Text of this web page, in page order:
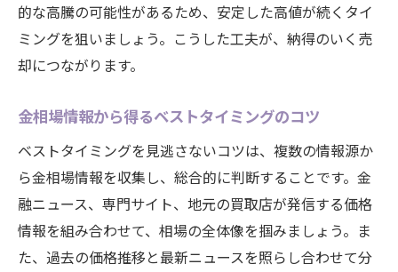
的な高騰の可能性があるため、安定した高値が続くタイ
ミングを狙いましょう。こうした工夫が、納得のいく売
却につながります。
金相場情報から得るベストタイミングのコツ
ベストタイミングを見逃さないコツは、複数の情報源か
ら金相場情報を収集し、総合的に判断することです。金
融ニュース、専門サイト、地元の買取店が発信する価格
情報を組み合わせて、相場の全体像を掴みましょう。ま
た、過去の価格推移と最新ニュースを照らし合わせて分